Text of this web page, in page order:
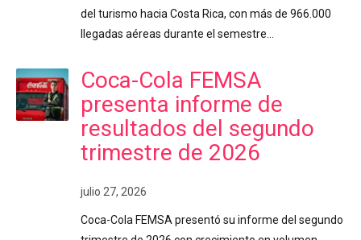
del turismo hacia Costa Rica, con más de 966.000
llegadas aéreas durante el semestre…
Coca-Cola FEMSA
presenta informe de
resultados del segundo
trimestre de 2026
julio 27, 2026
Coca-Cola FEMSA presentó su informe del segundo